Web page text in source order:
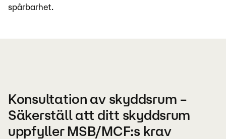
spårbarhet.
Konsultation av skyddsrum –
Säkerställ att ditt skyddsrum
uppfyller MSB/MCF:s krav